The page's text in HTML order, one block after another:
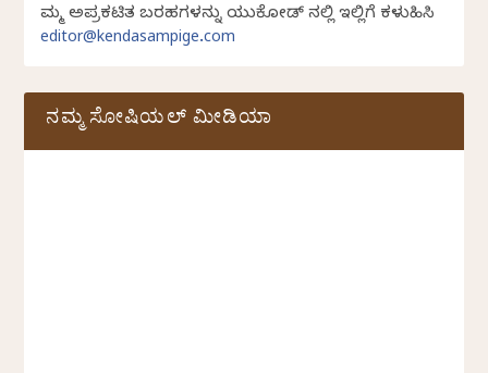
ನಿಮ್ಮ ಅಪ್ರಕಟಿತ ಬರಹಗಳನ್ನು ಯುನಿಕೋಡ್ ನಲ್ಲಿ ಇಲ್ಲಿಗೆ ಕಳುಹಿಸಿ
editor@kendasampige.com
ನಮ್ಮ ಸೋಷಿಯಲ್‌ ಮೀಡಿಯಾ